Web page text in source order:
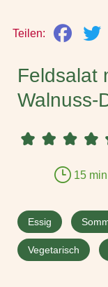
Teilen:
Feldsalat
Walnuss-
15
Essig
Vegetarisch